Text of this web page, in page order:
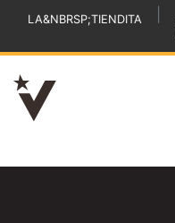
LA&NBRSP;TIENDITA